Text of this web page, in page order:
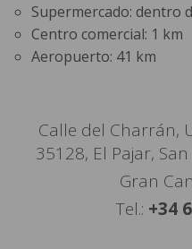
Supermercado: dentro
Centro comercial: 1 km
Aeropuerto: 41 km
Calle del Charrán,
35128, El Pajar,
Gran
Tel.: +34